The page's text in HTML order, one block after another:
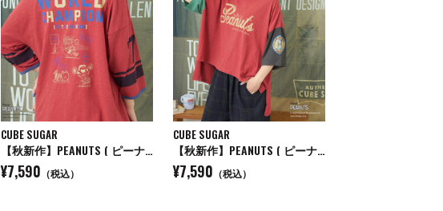
CUBE SUGAR
【秋新作】PEANUTS ( ピーナッツ ) 32/-スラブ天竺 ライン入り 7分袖 プルオーバー Tシャツ
¥7,590 （税込）
CUBE SUGAR
【秋新作】PEANUTS ( ピーナッツ ) 32/-スラブ天竺 配色 ワイド Tシャツ
¥7,590 （税込）